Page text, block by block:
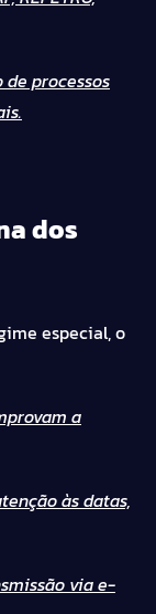
processos
dos
especial, o
a
às datas,
via e-